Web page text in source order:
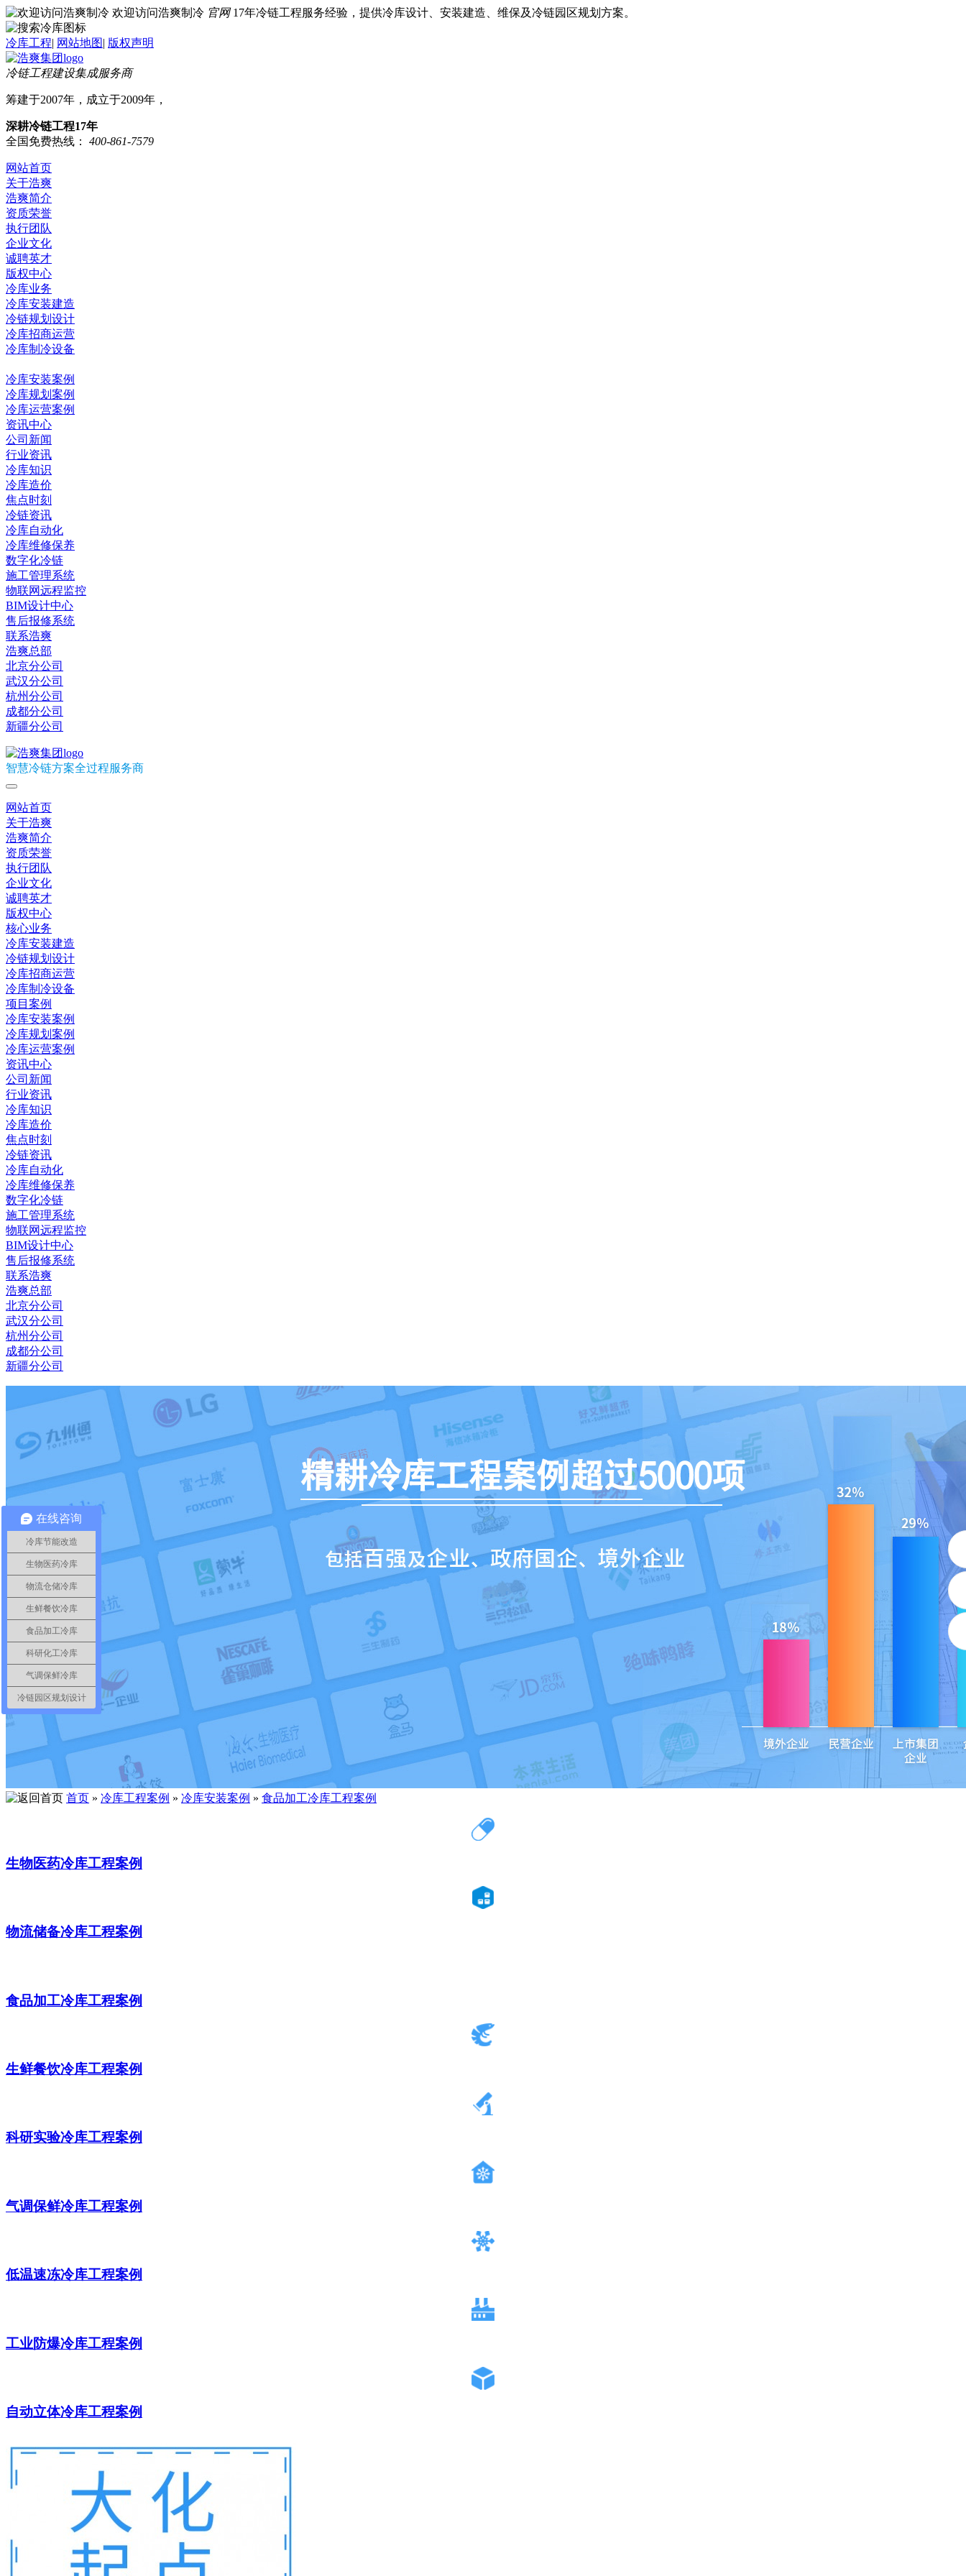
欢迎访问浩爽制冷 官网 17年冷链工程服务经验，提供冷库设计、安装建造、维保及冷链园区规划方案。
冷库工程| 网站地图| 版权声明
冷链工程建设集成服务商
筹建于2007年，成立于2009年，
深耕冷链工程17年
全国免费热线：
400-861-7579
网站首页
关于浩爽
浩爽简介
资质荣誉
执行团队
企业文化
诚聘英才
版权中心
冷库业务
冷库安装建造
冷链规划设计
冷库招商运营
冷库制冷设备
冷库安装案例
冷库规划案例
冷库运营案例
资讯中心
公司新闻
行业资讯
冷库知识
冷库造价
焦点时刻
冷链资讯
冷库自动化
冷库维修保养
数字化冷链
施工管理系统
物联网远程监控
BIM设计中心
售后报修系统
联系浩爽
浩爽总部
北京分公司
武汉分公司
杭州分公司
成都分公司
新疆分公司
智慧冷链方案全过程服务商
网站首页
关于浩爽
浩爽简介
资质荣誉
执行团队
企业文化
诚聘英才
版权中心
核心业务
冷库安装建造
冷链规划设计
冷库招商运营
冷库制冷设备
项目案例
冷库安装案例
冷库规划案例
冷库运营案例
资讯中心
公司新闻
行业资讯
冷库知识
冷库造价
焦点时刻
冷链资讯
冷库自动化
冷库维修保养
数字化冷链
施工管理系统
物联网远程监控
BIM设计中心
售后报修系统
联系浩爽
浩爽总部
北京分公司
武汉分公司
杭州分公司
成都分公司
新疆分公司
首页 » 冷库工程案例 » 冷库安装案例 » 食品加工冷库工程案例
生物医药冷库工程案例
物流储备冷库工程案例
食品加工冷库工程案例
生鲜餐饮冷库工程案例
科研实验冷库工程案例
气调保鲜冷库工程案例
低温速冻冷库工程案例
工业防爆冷库工程案例
自动立体冷库工程案例
在线咨询
冷库节能改造
生物医药冷库
物流仓储冷库
生鲜餐饮冷库
食品加工冷库
科研化工冷库
气调保鲜冷库
冷链园区规划设计